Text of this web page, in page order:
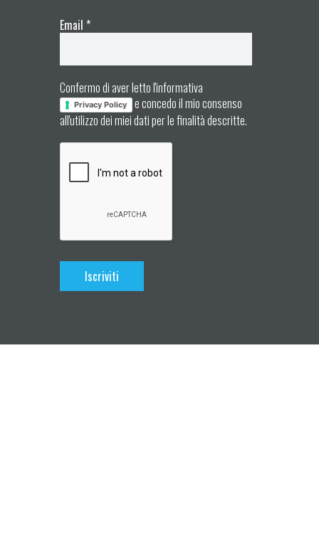
Email *
Confermo di aver letto l'informativa
Privacy Policy
e concedo il mio consenso
all'utilizzo dei miei dati per le finalità descritte.